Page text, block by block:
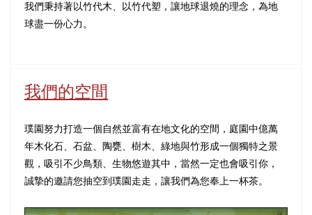
我們秉持著以竹代木、以竹代塑，讓地球退燒的理念，為地
球盡一份心力。
我們的空間
璞園努力打造一個自然並富有在地文化的空間，庭園中億萬
年木化石、石盆、陶甕、樹木、綠地與竹形成一個獨特之景
觀，吸引不少鳥類、生物悠遊其中，當然一定也會吸引你，
誠摯的邀請您抽空到璞園走走，讓我們為您奉上一杯茶。